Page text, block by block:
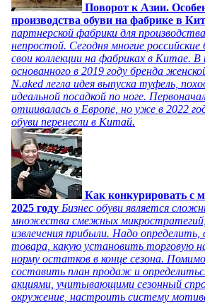
Поворот к Азии.
производства обуви на фабрике в
партнерской фабрики для
непростой. Сегодня многие
свои коллекции на фабриках в Китае. В
основанного в 2019 году бренда
N.aked легла идея выпуска туфель,
идеальной посадкой по ноге.
отшивалась в Европе, но уже в 2022
обуви перенесли в Китай.
Как конкурировать с
2025 году Бизнес обуви является
множества смежных микростратегий,
извлечения прибыли. Надо определить,
товара, какую установить торговую
норму остатков в конце сезона.
составить план продаж и
акциями, учитывающими сезонный
окружение, настроить систему